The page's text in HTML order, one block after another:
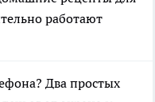
работают
Два простых